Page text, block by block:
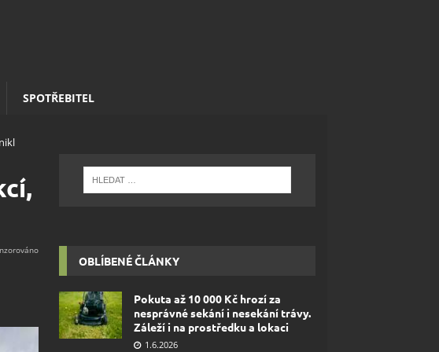
SPOTŘEBITEL
OBLÍBENÉ ČLÁNKY
Pokuta až 10 000 Kč hrozí za
nesprávné sekání i nesekání trávy.
Záleží i na prostředku a lokaci
1.6.2026